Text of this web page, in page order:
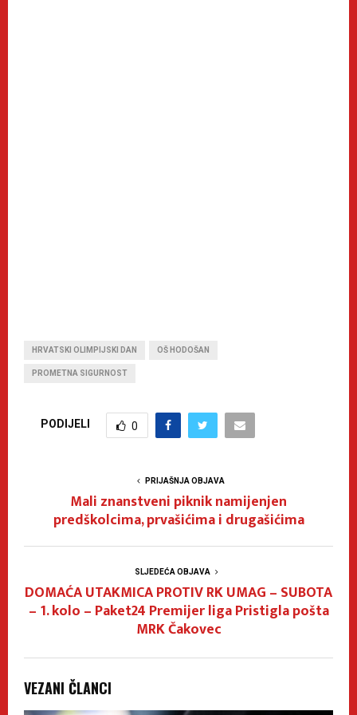
HRVATSKI OLIMPIJSKI DAN OŠ HODOŠAN
PROMETNA SIGURNOST
PODIJELI 0
PRIJAŠNJA OBJAVA
Mali znanstveni piknik namijenjen
predškolcima, prvašićima i drugašićima
SLJEDEĆA OBJAVA
DOMAĆA UTAKMICA PROTIV RK UMAG – SUBOTA
– 1. kolo – Paket24 Premijer liga Pristigla pošta
MRK Čakovec
VEZANI ČLANCI